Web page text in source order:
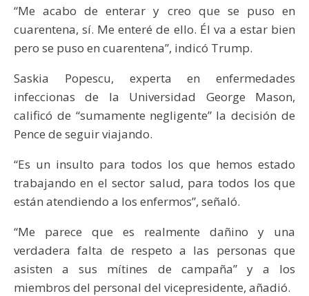
“Me acabo de enterar y creo que se puso en
cuarentena, sí. Me enteré de ello. Él va a estar bien
pero se puso en cuarentena”, indicó Trump.
Saskia Popescu, experta en enfermedades
infeccionas de la Universidad George Mason,
calificó de “sumamente negligente” la decisión de
Pence de seguir viajando.
“Es un insulto para todos los que hemos estado
trabajando en el sector salud, para todos los que
están atendiendo a los enfermos”, señaló.
“Me parece que es realmente dañino y una
verdadera falta de respeto a las personas que
asisten a sus mítines de campaña” y a los
miembros del personal del vicepresidente, añadió.